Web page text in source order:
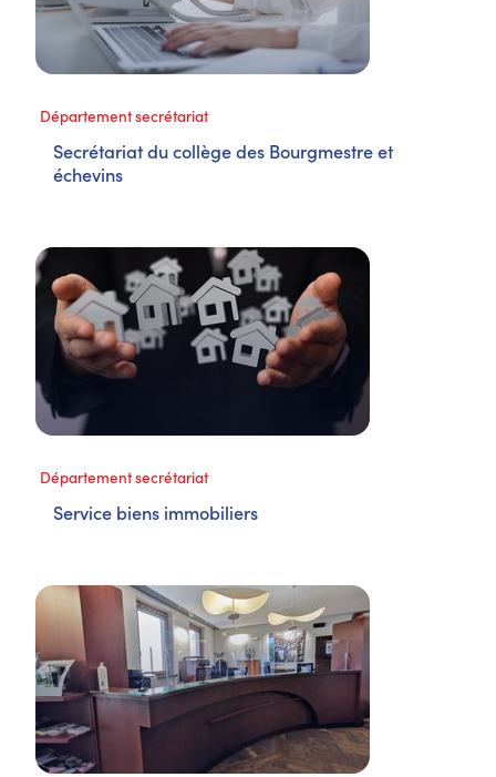
Département secrétariat
Secrétariat du collège des Bourgmestre et
échevins
Département secrétariat
Service biens immobiliers